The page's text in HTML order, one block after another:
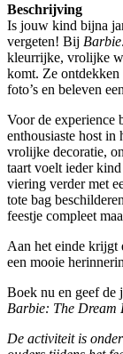
Beschrijving
Is jouw kind bijna
vergeten! Bij
kleurrijke, vrolijke
komt. Ze ontdekken
foto’s en beleven
Voor de experience
enthousiaste host
vrolijke decoratie,
taart voelt ieder
viering verder met
tote bag
feestje compleet
Aan het einde krijgt
een mooie
Boek nu en geef de
Barbie: The Dream
De activiteit is